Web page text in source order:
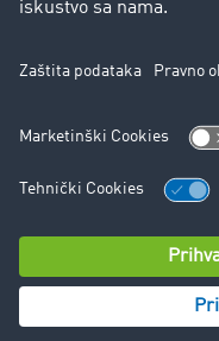
Zaštita podataka
Cookie-Einstellungen
Podrška
© TIMOCOM